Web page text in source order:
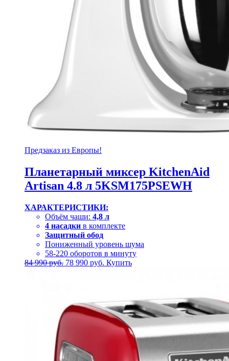
Предзаказ из Европы!
Планетарный миксер KitchenAid
Artisan 4.8 л 5KSM175PSEWH
ХАРАКТЕРИСТИКИ:
Объём чаши: 4,8 л
4 насадки в комплекте
Защитный обод
Пониженный уровень шума
58-220 оборотов в минуту
84 990руб. Первоначальная
78 990 руб. Текущая
Купить